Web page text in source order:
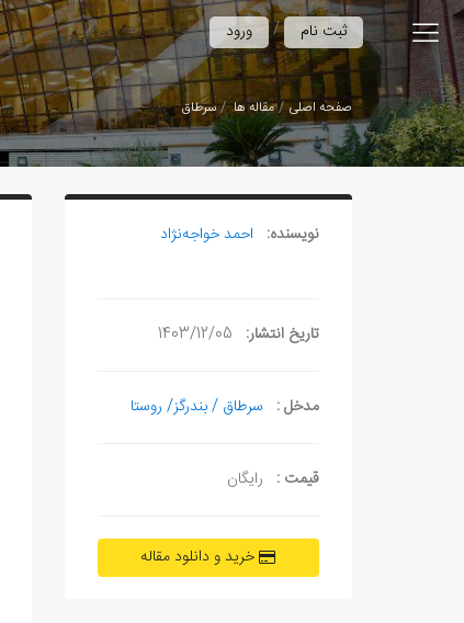
ورود / ثبت نام
صفحه اصلی مقاله ها سرطاق
نویسنده: احمد خواجه‌نژاد
تاریخ انتشار: 1403/12/05
مدخل : سرطاق / بندرگز/ روستا
قیمت : رایگان
خرید و دانلود مقاله